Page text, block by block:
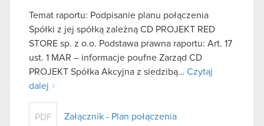
Temat raportu: Podpisanie planu połączenia
Spółki z jej spółką zależną CD PROJEKT RED
STORE sp. z o.o. Podstawa prawna raportu: Art. 17
ust. 1 MAR – informacje poufne Zarząd CD
PROJEKT Spółka Akcyjna z siedzibą… Czytaj
dalej
PDF Załącznik - Plan połączenia